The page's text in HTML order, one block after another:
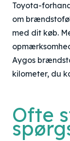
Toyota-
om
med dit køb.
Aygos
kilometer, du
Ofte